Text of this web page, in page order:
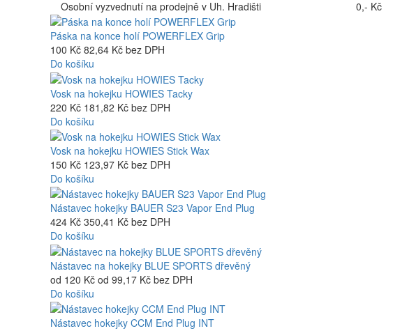
Osobní vyzvednutí na prodejně v Uh. Hradišti
0,- Kč
Páska na konce holí POWERFLEX Grip
100 Kč 82,64 Kč bez DPH
Do košíku
Vosk na hokejku HOWIES Tacky
220 Kč 181,82 Kč bez DPH
Do košíku
Vosk na hokejku HOWIES Stick Wax
150 Kč 123,97 Kč bez DPH
Do košíku
Nástavec hokejky BAUER S23 Vapor End Plug
424 Kč 350,41 Kč bez DPH
Do košíku
Nástavec na hokejky BLUE SPORTS dřevěný
od 120 Kč od 99,17 Kč bez DPH
Do košíku
Nástavec hokejky CCM End Plug INT